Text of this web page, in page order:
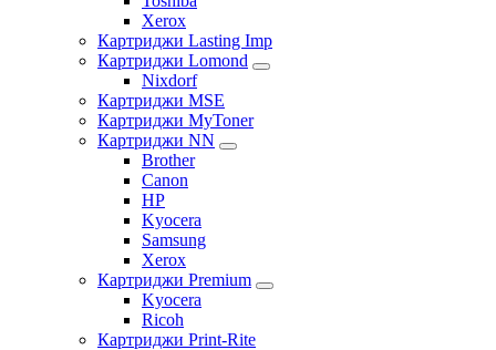
Xerox
Картриджи Lasting Imp
Картриджи Lomond
Nixdorf
Картриджи MSE
Картриджи MyToner
Картриджи NN
Brother
Canon
HP
Kyocera
Samsung
Xerox
Картриджи Premium
Kyocera
Ricoh
Картриджи Print-Rite